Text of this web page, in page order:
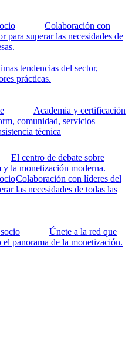
Colaboración con
para superar las necesidades de
tendencias del sector,
prácticas.
Academia y certificación
comunidad, servicios
técnica
El centro de debate sobre
la monetización moderna.
Colaboración con líderes del
las necesidades de todas las
Únete a la red que
el panorama de la monetización.